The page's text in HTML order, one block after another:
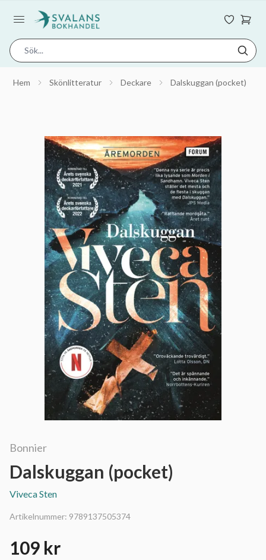
Hem Skönlitteratur Deckare Dalskuggan (pocket)
Bonnier
Dalskuggan (pocket)
Viveca Sten
Artikelnummer: 9789137505374
109 kr